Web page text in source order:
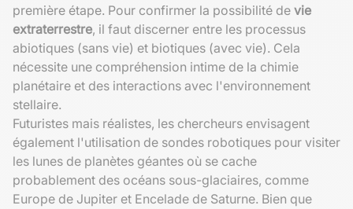
première étape. Pour confirmer la possibilité de vie
extraterrestre, il faut discerner entre les processus
abiotiques (sans vie) et biotiques (avec vie). Cela
nécessite une compréhension intime de la chimie
planétaire et des interactions avec l'environnement
stellaire.
Futuristes mais réalistes, les chercheurs envisagent
également l'utilisation de sondes robotiques pour visiter
les lunes de planètes géantes où se cache
probablement des océans sous-glaciaires, comme
Europe de Jupiter et Encelade de Saturne. Bien que